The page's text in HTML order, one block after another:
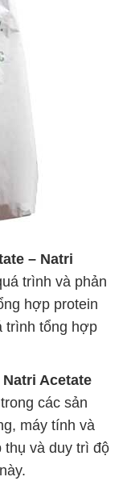
– Natri
trình và phản
hợp protein
trình tổng hợp
Acetate
các sản
máy tính và
thụ và duy trì độ